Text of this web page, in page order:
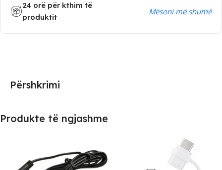
24 orë për kthim të
produktit
Mësoni më shumë
Përshkrimi
Produkte të ngjashme